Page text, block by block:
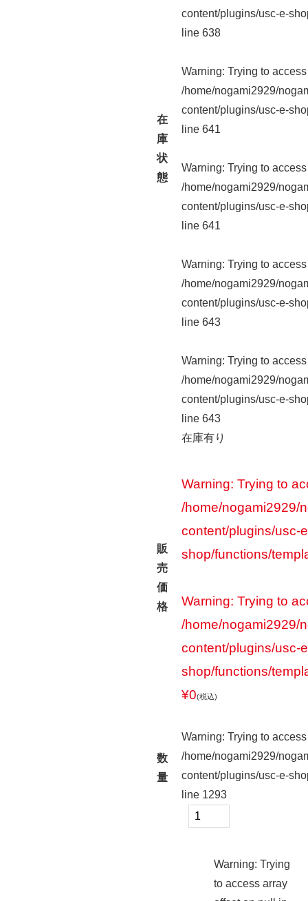
在
庫
状
態
content/plugins/usc-e-
line638
Warning: Trying to
/home/nogami2929/
content/plugins/usc-e-
line641
Warning: Trying to
/home/nogami2929/
content/plugins/usc-e-
line641
Warning: Trying to
/home/nogami2929/
content/plugins/usc-e-
line643
Warning: Trying to
/home/nogami2929/
content/plugins/usc-e-
line643
在庫有り
販
売
価
格
Warning: Trying to
/home/nogami2929/
content/plugins/usc-
shop/functions/
Warning: Trying to
/home/nogami2929/
content/plugins/usc-
shop/functions/
¥0(税込)
数
量
Warning: Trying to
/home/nogami2929/
content/plugins/usc-e-
line 1293
Warning: Trying
to access array